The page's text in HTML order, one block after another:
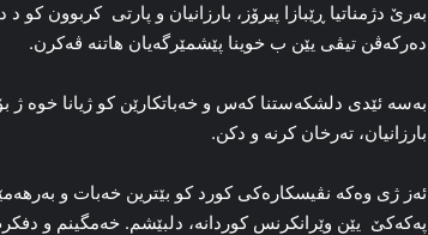
به‌رێ دژمناتیا ڕێبازا پیرۆز، بارزانیان و پارتی کربوون
ده‌رکه‌ڤن تیڤی یێن ب خوینا پێشمێرگه‌یان هاتنه‌ ڤه‌کرن.
به‌سه‌ ئێدی دلشكەستنا که‌س و خه‌باتکارێن کو ژیانا خوه‌ ژ
بارزانیان، ته‌رخان کرنه‌ و دکن.
ئه‌ز ژی وه‌که‌ نڤیسکاره‌کی کورد کو بێترین خه‌بات و
پەكەكێ یێن وێرانكرنس کوردانه‌، دلبێشم. خه‌مگینم و